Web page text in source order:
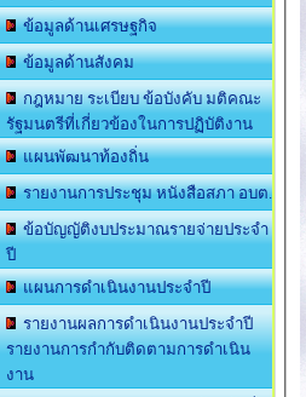
ข้อมูลด้านเศรษฐกิจ
ข้อมูลด้านสังคม
กฎหมาย ระเบียบ ข้อบังคับ มติคณะ
รัฐมนตรีที่เกี่ยวข้องในการปฏิบัติงาน
แผนพัฒนาท้องถิ่น
รายงานการประชุม หนังสือสภา อบต.
ข้อบัญญัติงบประมาณรายจ่ายประจำ
ปี
แผนการดำเนินงานประจำปี
รายงานผลการดำเนินงานประจำปี
รายงานการกำกับติดตามการดำเนิน
งาน